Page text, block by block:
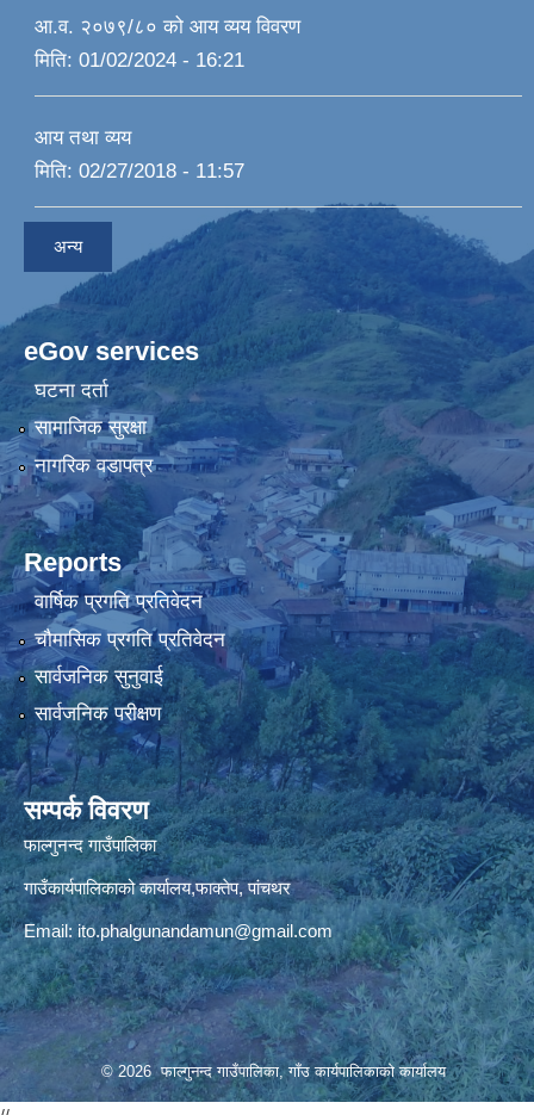
आ.व. २०७९/८० को आय व्यय विवरण
मिति: 01/02/2024 - 16:21
आय तथा व्यय
मिति: 02/27/2018 - 11:57
अन्य
eGov services
घटना दर्ता
सामाजिक सुरक्षा
नागरिक वडापत्र
Reports
वार्षिक प्रगति प्रतिवेदन
चौमासिक प्रगति प्रतिवेदन
सार्वजनिक सुनुवाई
सार्वजनिक परीक्षण
सम्पर्क विवरण
फाल्गुनन्द गाउँपालिका
गाउँकार्यपालिकाको कार्यालय,फाक्तेप, पांचथर
Email: ito.phalgunandamun@gmail.com
© 2026 फाल्गुनन्द गाउँपालिका, गाँउ कार्यपालिकाको कार्यालय